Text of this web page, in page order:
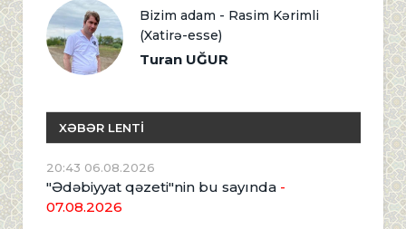
Bizim adam - Rasim Kərimli
(Xatirə-esse)
Turan UĞUR
XƏBƏR LENTİ
20:43 06.08.2026
"Ədəbiyyat qəzeti"nin bu sayında -
07.08.2026